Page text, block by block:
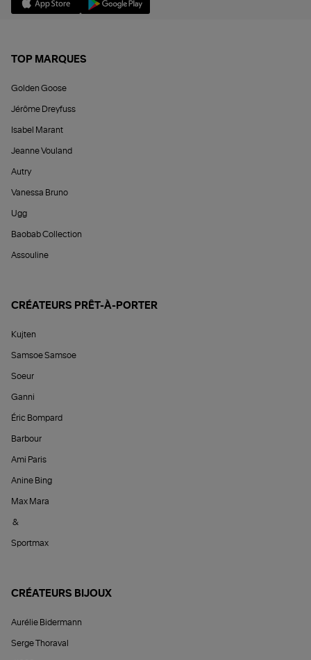
TOP MARQUES
Golden Goose
Jérôme Dreyfuss
Isabel Marant
Jeanne Vouland
Autry
Vanessa Bruno
Ugg
Baobab Collection
Assouline
CRÉATEURS PRÊT-À-PORTER
Kujten
Samsoe Samsoe
Soeur
Ganni
Éric Bompard
Barbour
Ami Paris
Anine Bing
Max Mara
&
Sportmax
CRÉATEURS BIJOUX
Aurélie Bidermann
Serge Thoraval